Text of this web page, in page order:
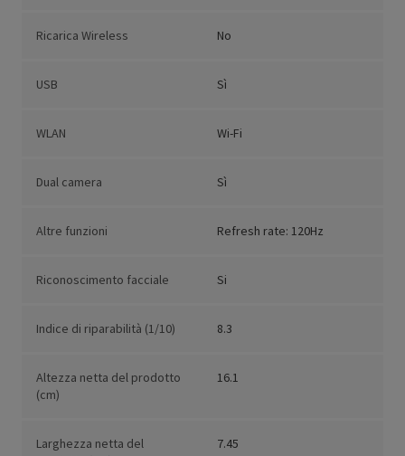
Ricarica Wireless No
USB Sì
WLAN Wi-Fi
Dual camera Sì
Altre funzioni Refresh rate: 120Hz
Riconoscimento facciale Si
Indice di riparabilità (1/10) 8.3
Altezza netta del prodotto
(cm)
16.1
Larghezza netta del
7.45